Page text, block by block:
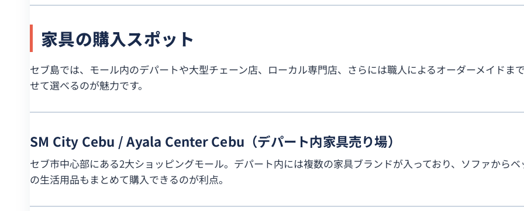
家具の購入スポット
セブ島では、モール内のデパートや大型チェーン店、ローカル専門店、さらには職人によるオーダーメイドま
せて選べるのが魅力です。
SM City Cebu / Ayala Center Cebu（デパート内家具売り場）
セブ市中心部にある2大ショッピングモール。デパート内には複数の家具ブランドが入っており、ソファから
の生活用品もまとめて購入できるのが利点。